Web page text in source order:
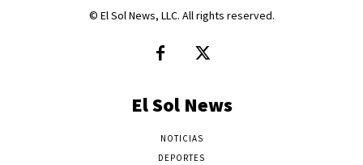
© El Sol News, LLC. All rights reserved.
El Sol News
NOTICIAS
DEPORTES